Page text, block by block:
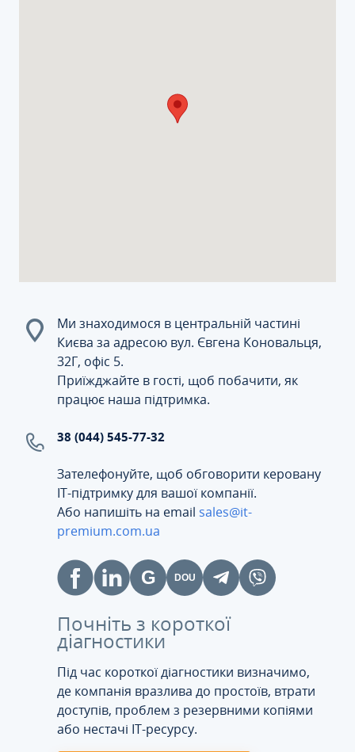
Ми знаходимося в центральній частині
Києва за адресою вул. Євгена Коновальця,
32Г, офіс 5.
Приїжджайте в гості, щоб побачити, як
працює наша підтримка.
38 (044) 545-77-32
Зателефонуйте, щоб обговорити керовану
ІТ-підтримку для вашої компанії.
Або напишіть на email sales@it-
premium.com.ua
Почніть з короткої
діагностики
Під час короткої діагностики визначимо,
де компанія вразлива до простоїв, втрати
доступів, проблем з резервними копіями
або нестачі IT-ресурсу.